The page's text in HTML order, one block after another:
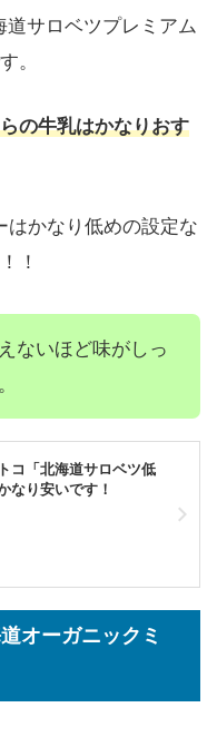
サロベツプレミアム
。
の牛乳はかなりおす
かなり低めの設定な
！
ないほど味がしっ
コ「北海道サロベツ低
なり安いです！
オーガニックミ